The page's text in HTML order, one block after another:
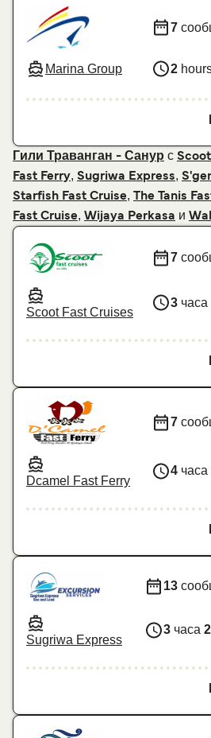
Marina Group
7
2
Гили Траванган - Санур с
Fast Ferry, Sugriwa Express,
Starfish Fast Cruise, The Tanis
Fast Cruise, Wijaya Perkasa и
Scoot Fast Cruises
7
3 часа
Dcamel Fast Ferry
7
4 часа
Sugriwa Express
13
3 часа